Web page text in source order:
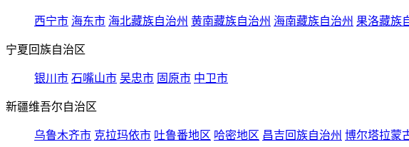
西宁市 海东市 海北藏族自治州 黄南藏族自治州 海南藏族自治州 果洛藏族
宁夏回族自治区
银川市 石嘴山市 吴忠市 固原市 中卫市
新疆维吾尔自治区
乌鲁木齐市 克拉玛依市 吐鲁番地区 哈密地区 昌吉回族自治州 博尔塔拉蒙